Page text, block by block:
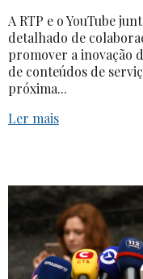
A RTP e o YouTube
detalhado de
promover a inovação
de conteúdos de
próxima...
Ler mais